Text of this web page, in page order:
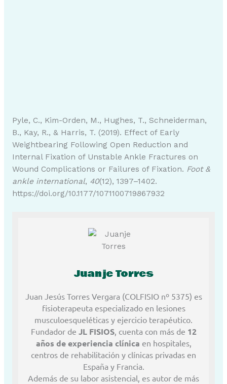
Pyle, C., Kim-Orden, M., Hughes, T., Schneiderman,
B., Kay, R., & Harris, T. (2019). Effect of Early
Weightbearing Following Open Reduction and
Internal Fixation of Unstable Ankle Fractures on
Wound Complications or Failures of Fixation. Foot &
ankle international, 40(12), 1397–1402.
https://doi.org/10.1177/1071100719867932
Juanje Torres
Juan Jesús Torres Vergara (COLFISIO nº 5375) es
fisioterapeuta especializado en lesiones
musculoesqueléticas y ejercicio terapéutico.
Fundador de JL FISIOS, cuenta con más de 12
años de experiencia clínica en hospitales,
centros de rehabilitación y clínicas privadas en
España y Francia.
Además de su labor asistencial, es autor de más